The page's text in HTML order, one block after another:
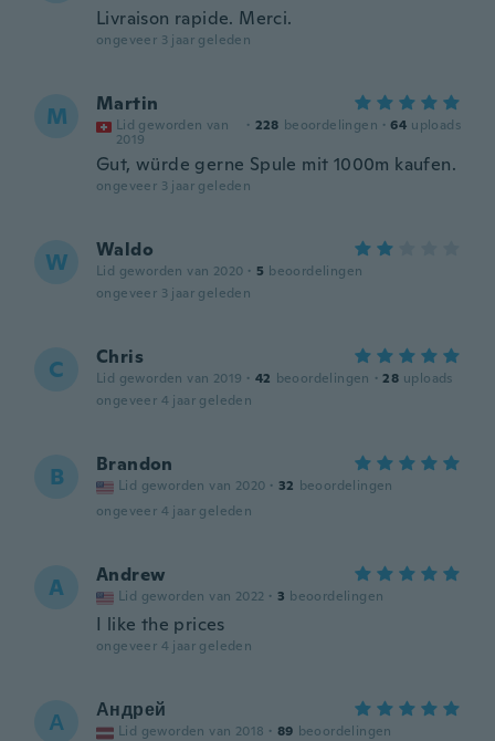
Livraison rapide. Merci.
ongeveer 3 jaar geleden
M Martin
Lid geworden van
2019
· 228 beoordelingen · 64 uploads
Gut, würde gerne Spule mit 1000m kaufen.
ongeveer 3 jaar geleden
W Waldo
Lid geworden van 2020 · 5 beoordelingen
ongeveer 3 jaar geleden
C Chris
Lid geworden van 2019 · 42 beoordelingen · 28 uploads
ongeveer 4 jaar geleden
B Brandon
Lid geworden van 2020 · 32 beoordelingen
ongeveer 4 jaar geleden
A Andrew
Lid geworden van 2022 · 3 beoordelingen
I like the prices
ongeveer 4 jaar geleden
А Андрей
Lid geworden van 2018 · 89 beoordelingen